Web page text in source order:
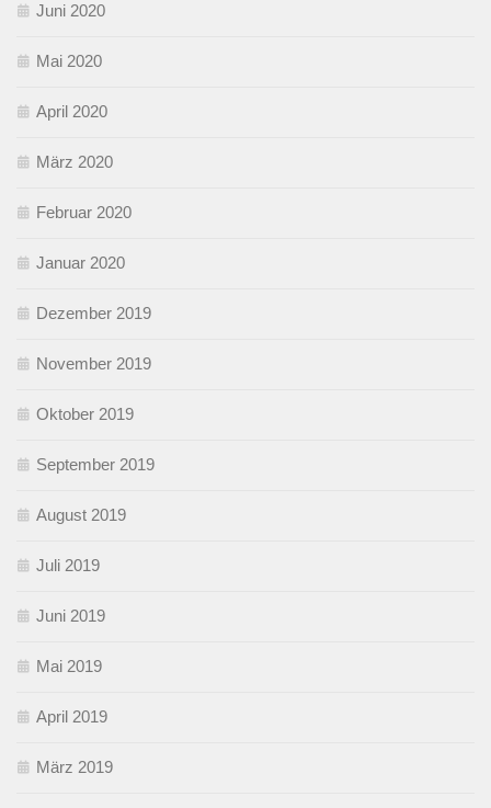
Juni 2020
Mai 2020
April 2020
März 2020
Februar 2020
Januar 2020
Dezember 2019
November 2019
Oktober 2019
September 2019
August 2019
Juli 2019
Juni 2019
Mai 2019
April 2019
März 2019